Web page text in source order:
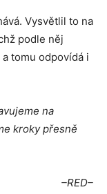
Vysvětlil to na
podle něj
tomu odpovídá i
na
kroky přesně
–RED–